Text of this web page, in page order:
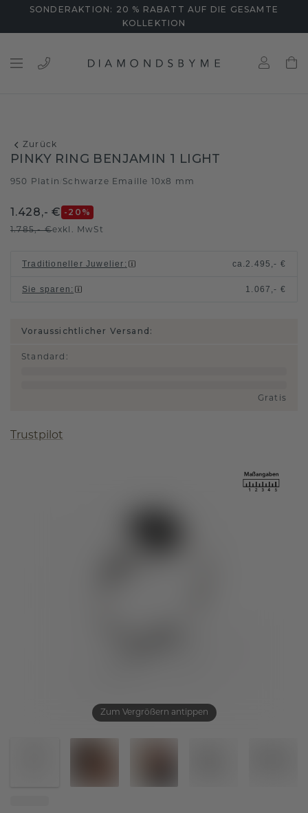
SONDERAKTION: 20 % RABATT AUF DIE GESAMTE
KOLLEKTION
Zurück
Zum Vergrößern antippen
PINKY RING BENJAMIN 1 LIGHT
950 Platin Schwarze Emaille 10x8 mm
1.428,- € -20 %
1.785,- €exkl. MwSt
Traditioneller Juwelier : ca.2.495,- €
Sie sparen : 1.067,- €
Voraussichtlicher Versand:
Standard :
Gratis
Trustpilot